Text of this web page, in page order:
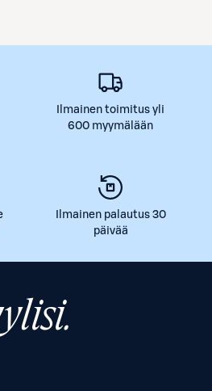
Ilmainen toimitus yli
600 myymälään
Ilmainen palautus 30
päivää